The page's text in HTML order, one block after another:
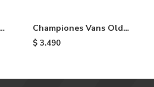
Championes Vans Old
Skool de niño - Black &
$ 3.490